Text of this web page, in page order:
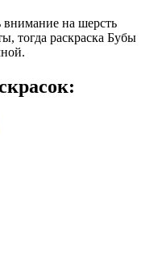
внимание на шерсть
тогда раскраска Бубы